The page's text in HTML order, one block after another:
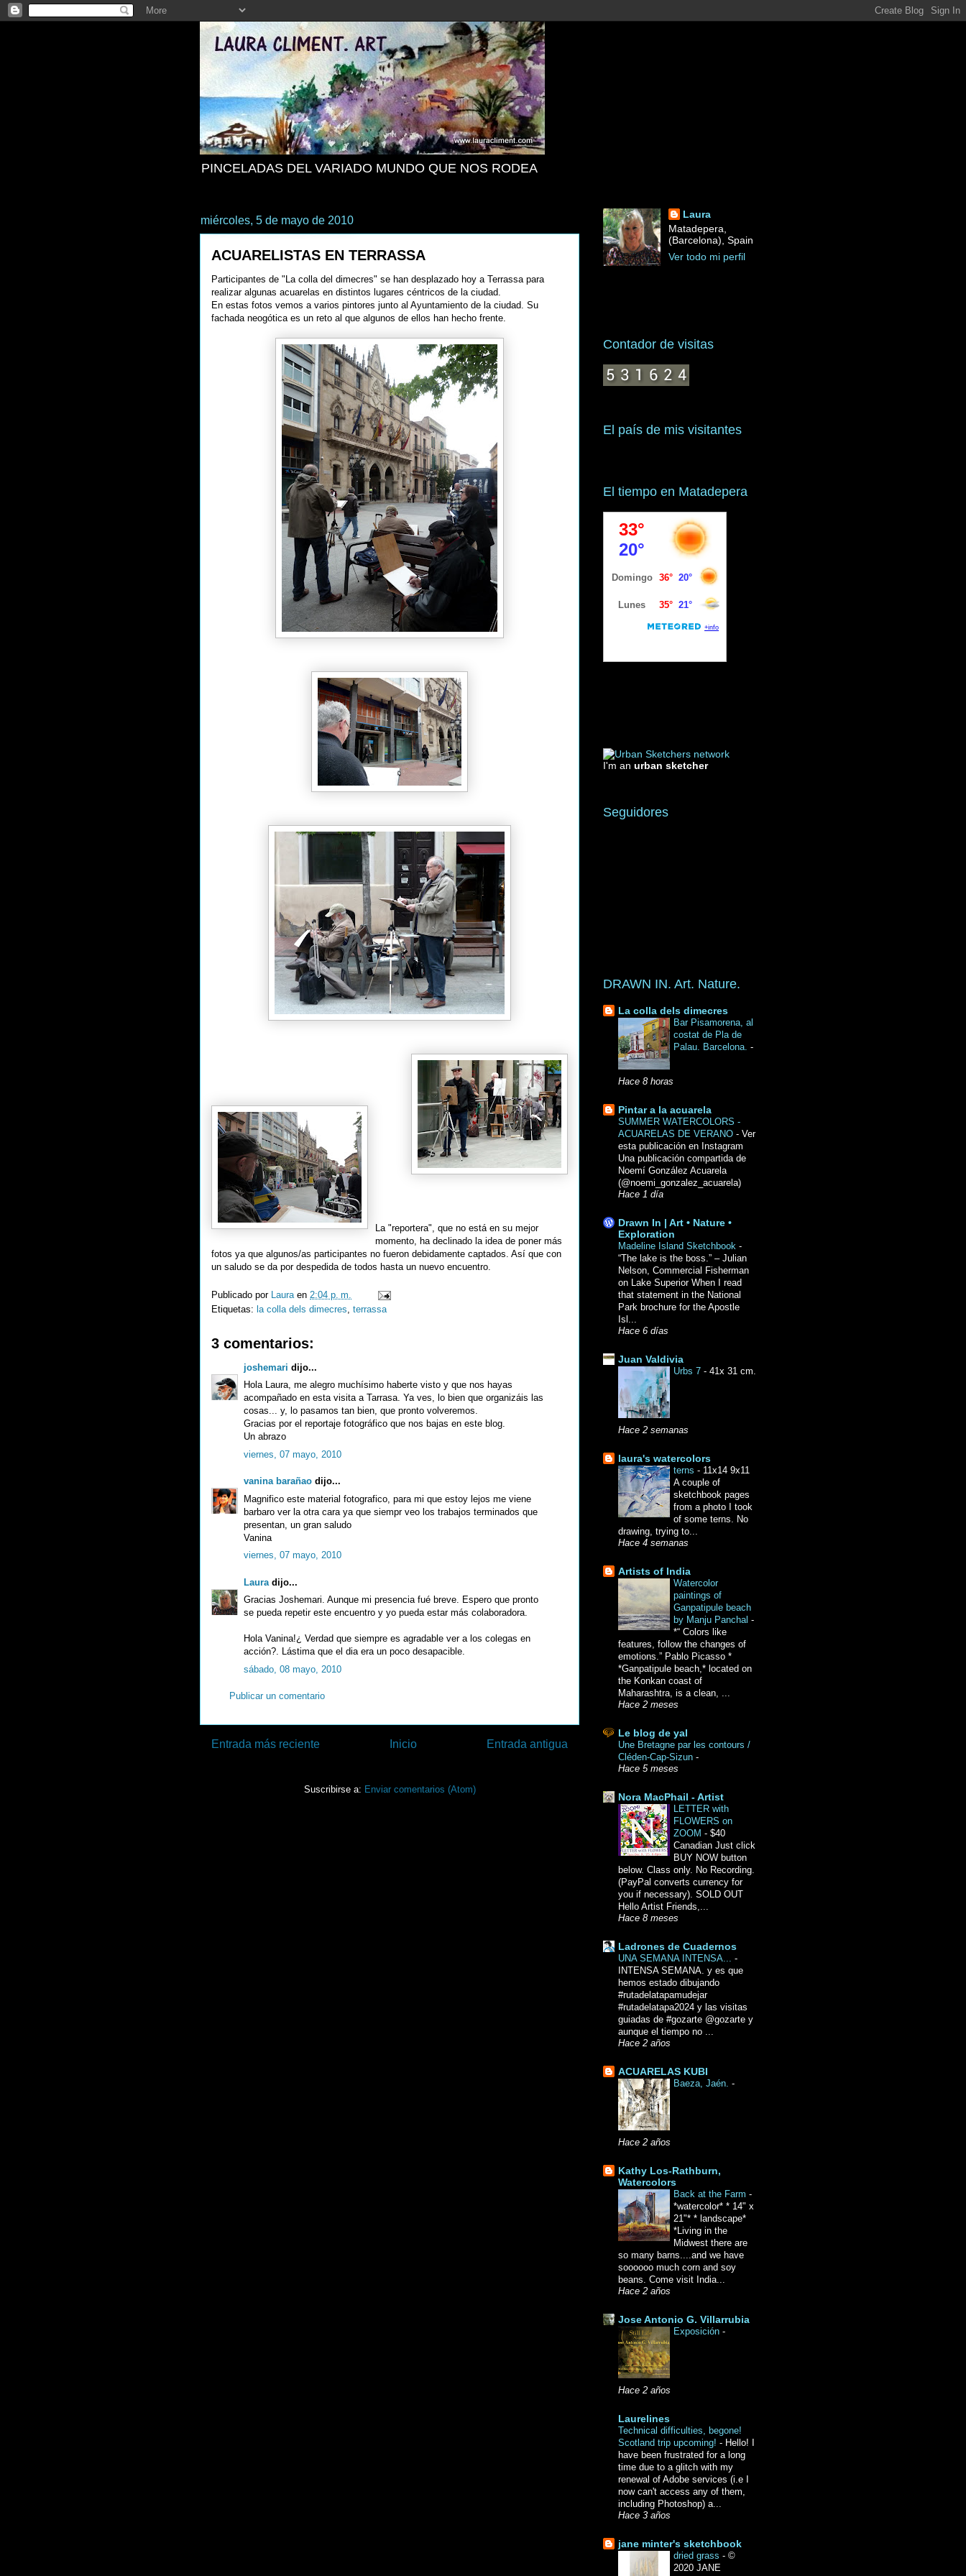
PINCELADAS DEL VARIADO MUNDO QUE NOS RODEA
miércoles, 5 de mayo de 2010
ACUARELISTAS EN TERRASSA
Participantes de "La colla del dimecres" se han desplazado hoy a Terrassa para
realizar algunas acuarelas en distintos lugares céntricos de la ciudad.
En estas fotos vemos a varios pintores junto al Ayuntamiento de la ciudad. Su
fachada neogótica es un reto al que algunos de ellos han hecho frente.
La "reportera", que no está en su mejor
momento, ha declinado la idea de poner más
fotos ya que algunos/as participantes no fueron debidamente captados. Así que con
un saludo se da por despedida de todos hasta un nuevo encuentro.
Publicado por Laura en 2:04 p. m.
Etiquetas: la colla dels dimecres terrassa
3 comentarios:
joshemari dijo...
Hola Laura, me alegro muchísimo haberte visto y que nos hayas
acompañado en esta visita a Tarrasa. Ya ves, lo bien que organizáis las
cosas... y, lo pasamos tan bien, que pronto volveremos.
Gracias por el reportaje fotográfico que nos bajas en este blog.
Un abrazo
viernes, 07 mayo, 2010
vanina barañao dijo...
Magnifico este material fotografico, para mi que estoy lejos me viene
barbaro ver la otra cara ya que siempr veo los trabajos terminados que
presentan, un gran saludo
Vanina
viernes, 07 mayo, 2010
Laura dijo...
Gracias Joshemari. Aunque mi presencia fué breve. Espero que pronto
se pueda repetir este encuentro y yo pueda estar más colaboradora.
Hola Vanina!¿ Verdad que siempre es agradable ver a los colegas en
acción?. Lástima que el dia era un poco desapacible.
sábado, 08 mayo, 2010
Publicar un comentario
Entrada más reciente Entrada antigua
Inicio
Suscribirse a: Enviar comentarios (Atom)
Laura
Matadepera,
(Barcelona), Spain
Ver todo mi perfil
Contador de visitas
El país de mis visitantes
El tiempo en Matadepera
I'm an urban sketcher
Seguidores
DRAWN IN. Art. Nature.
La colla dels dimecres
Bar Pisamorena, al
costat de Pla de
Palau. Barcelona. -
Hace 8 horas
Pintar a la acuarela
SUMMER WATERCOLORS -
ACUARELAS DE VERANO - Ver
esta publicación en Instagram
Una publicación compartida de
Noemí González Acuarela
(@noemi_gonzalez_acuarela)
Hace 1 día
Drawn In | Art • Nature •
Exploration
Madeline Island Sketchbook -
“The lake is the boss.” – Julian
Nelson, Commercial Fisherman
on Lake Superior When I read
that statement in the National
Park brochure for the Apostle
Isl...
Hace 6 días
Juan Valdivia
Urbs 7 - 41x 31 cm.
Hace 2 semanas
laura's watercolors
terns - 11x14 9x11
A couple of
sketchbook pages
from a photo I took
of some terns. No
drawing, trying to...
Hace 4 semanas
Artists of India
Watercolor
paintings of
Ganpatipule beach
by Manju Panchal -
*“ Colors like
features, follow the changes of
emotions.” Pablo Picasso *
*Ganpatipule beach,* located on
the Konkan coast of
Maharashtra, is a clean, ...
Hace 2 meses
Le blog de yal
Une Bretagne par les contours /
Cléden-Cap-Sizun -
Hace 5 meses
Nora MacPhail - Artist
LETTER with
FLOWERS on
ZOOM - $40
Canadian Just click
BUY NOW button
below. Class only. No Recording.
(PayPal converts currency for
you if necessary). SOLD OUT
Hello Artist Friends,...
Hace 8 meses
Ladrones de Cuadernos
UNA SEMANA INTENSA... -
INTENSA SEMANA. y es que
hemos estado dibujando
#rutadelatapamudejar
#rutadelatapa2024 y las visitas
guiadas de #gozarte @gozarte y
aunque el tiempo no ...
Hace 2 años
ACUARELAS KUBI
Baeza, Jaén. -
Hace 2 años
Kathy Los-Rathburn,
Watercolors
Back at the Farm -
*watercolor* * 14" x
21"* * landscape*
*Living in the
Midwest there are
so many barns....and we have
soooooo much corn and soy
beans. Come visit India...
Hace 2 años
Jose Antonio G. Villarrubia
Exposición -
Hace 2 años
Laurelines
Technical difficulties, begone!
Scotland trip upcoming! - Hello! I
have been frustrated for a long
time due to a glitch with my
renewal of Adobe services (i.e I
now can't access any of them,
including Photoshop) a...
Hace 3 años
jane minter's sketchbook
dried grass - ©
2020 JANE